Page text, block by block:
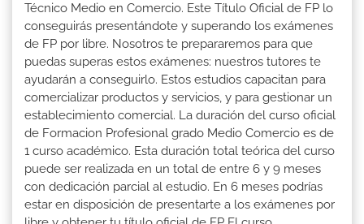
Técnico Medio en Comercio. Este Título Oficial de FP lo
conseguirás presentándote y superando los exámenes
de FP por libre. Nosotros te prepararemos para que
puedas superas estos exámenes: nuestros tutores te
ayudarán a conseguirlo. Estos estudios capacitan para
comercializar productos y servicios, y para gestionar un
establecimiento comercial. La duración del curso oficial
de Formacion Profesional grado Medio Comercio es de
1 curso académico. Esta duración total teórica del curso
puede ser realizada en un total de entre 6 y 9 meses
con dedicación parcial al estudio. En 6 meses podrías
estar en disposición de presentarte a los exámenes por